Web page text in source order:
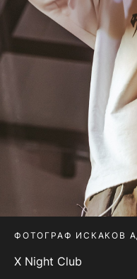
ФОТОГРАФ ИСКАКОВ
X Night Club